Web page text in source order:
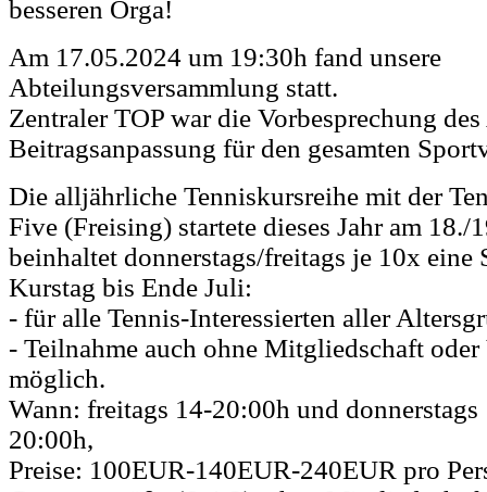
besseren Orga!
Am 17.05.2024 um 19:30h fand unsere
Abteilungsversammlung statt.
Zentraler TOP war die Vorbesprechung
Beitragsanpassung für den gesamten
Die alljährliche Tenniskursreihe mit der
Five (Freising) startete dieses Jahr am 18./
beinhaltet donnerstags/freitags je 10x eine
Kurstag bis Ende Juli:
- für alle Tennis-Interessierten aller
- Teilnahme auch ohne Mitgliedschaft
möglich.
Wann: freitags 14-20:00h und
20:00h,
Preise: 100EUR-140EUR-240EUR pro